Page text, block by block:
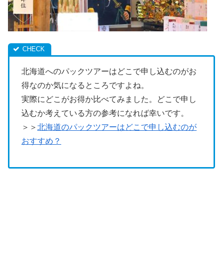
北海道へのパックツアーはどこで申し込むのがお
得なのか気になるところですよね。
実際にどこがお得か比べてみました。どこで申し
込むか考えている方の参考になれば幸いです。
＞＞ 北海道のパックツアーはどこで申し込むのが
おすすめ？